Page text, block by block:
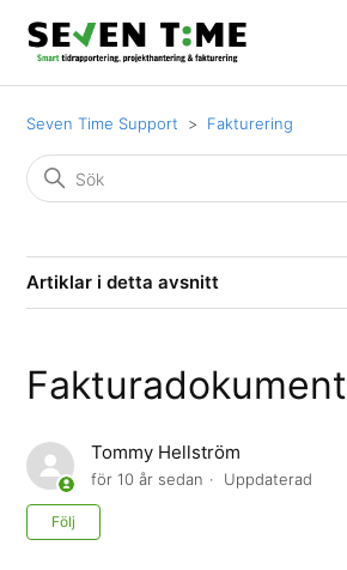
Seven Time Support Fakturering
Artiklar i detta avsnitt
Fakturadokument
Tommy Hellström
för 10 år sedan Uppdaterad
Följ